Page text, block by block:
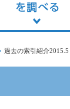
過去の索引紹介2015.5